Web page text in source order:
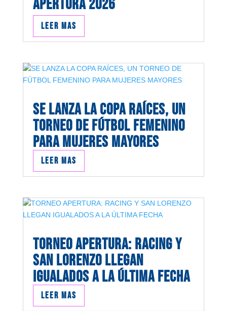
APERTURA 2026
Leer mas
SE LANZA LA COPA RAÍCES, UN
TORNEO DE FÚTBOL FEMENINO
PARA MUJERES MAYORES
Leer mas
TORNEO APERTURA: RACING Y
SAN LORENZO LLEGAN
IGUALADOS A LA ÚLTIMA FECHA
Leer mas